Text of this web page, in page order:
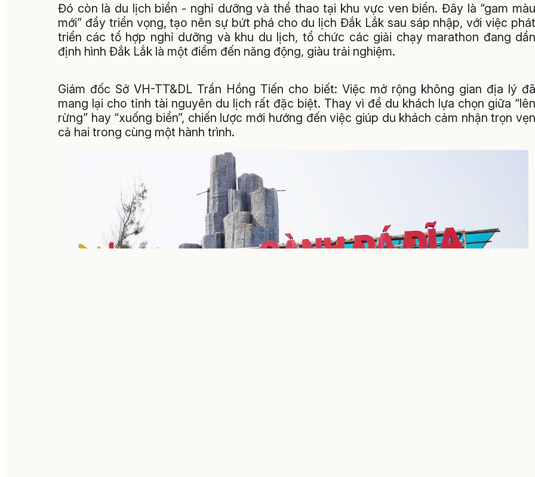
Đó còn là du lịch biển - nghỉ dưỡng và thể thao tại khu vực ven biển. Đây là “gam màu
mới” đầy triển vọng, tạo nên sự bứt phá cho du lịch Đắk Lắk sau sáp nhập, với việc phát
triển các tổ hợp nghỉ dưỡng và khu du lịch, tổ chức các giải chạy marathon đang dần
định hình Đắk Lắk là một điểm đến năng động, giàu trải nghiệm.
Giám đốc Sở VH-TT&DL Trần Hồng Tiến cho biết: Việc mở rộng không gian địa lý đã
mang lại cho tỉnh tài nguyên du lịch rất đặc biệt. Thay vì để du khách lựa chọn giữa “lên
rừng” hay “xuống biển”, chiến lược mới hướng đến việc giúp du khách cảm nhận trọn vẹn
cả hai trong cùng một hành trình.